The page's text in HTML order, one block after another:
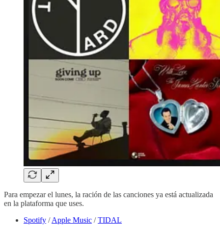
Para empezar el lunes, la ración de las canciones ya está actualizada
en la plataforma que uses.
Spotify /Apple Music /TIDAL